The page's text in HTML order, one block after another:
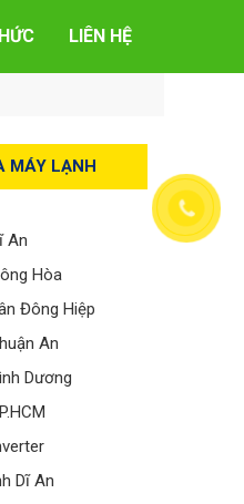
LIÊN HỆ
MÁY LẠNH
An
Hòa
Đông Hiệp
An
Dương
Dĩ An